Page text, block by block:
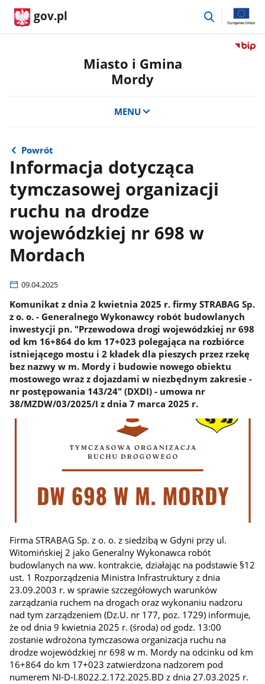
gov.pl
przejdź
Przejdź
Miasto i Gmina
Mordy
MENU
Powrót
Informacja dotycząca
tymczasowej organizacji
ruchu na drodze
wojewódzkiej nr 698 w
Mordach
09.04.2025
Komunikat z dnia 2 kwietnia 2025 r. firmy STRABAG Sp.
z o. o. - Generalnego Wykonawcy robót budowlanych
inwestycji pn. "Przewodowa drogi wojewódzkiej nr 698
od km 16+864 do km 17+023 polegająca na rozbiórce
istniejącego mostu i 2 kładek dla pieszych przez rzekę
bez nazwy w m. Mordy i budowie nowego obiektu
mostowego wraz z dojazdami w niezbędnym zakresie -
nr postępowania 143/24" (DXDI) - umowa nr
38/MZDW/03/2025/I z dnia 7 marca 2025 r.
Firma STRABAG Sp. z o. o. z siedzibą w Gdyni przy ul.
Witomińskiej 2 jako Generalny Wykonawca robót
budowlanych na ww. kontrakcie, działając na podstawie §12
ust. 1 Rozporządzenia Ministra Infrastruktury z dnia
23.09.2003 r. w sprawie szczegółowych warunków
zarządzania ruchem na drogach oraz wykonaniu nadzoru
nad tym zarządzeniem (Dz.U. nr 177, poz. 1729) informuje,
że od dnia 9 kwietnia 2025 r. (środa) od godz. 13:00
zostanie wdrożona tymczasowa organizacja ruchu na
drodze wojewódzkiej nr 698 w m. Mordy na odcinku od km
16+864 do km 17+023 zatwierdzona nadzorem pod
numerem NI-D-I.8022.2.172.2025.BD z dnia 27.03.2025 r.